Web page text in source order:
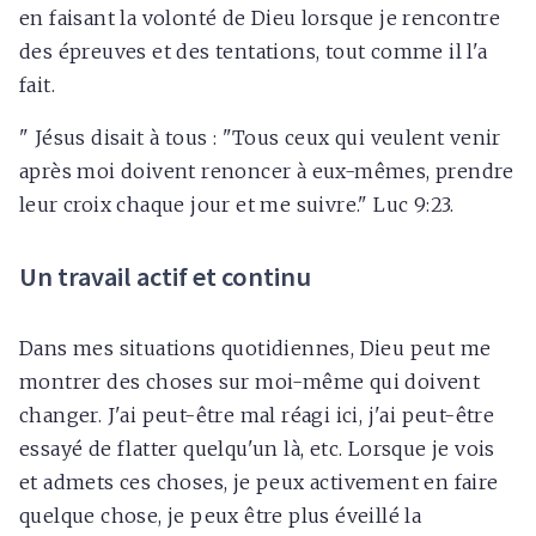
en faisant la volonté de Dieu lorsque je rencontre
des épreuves et des tentations, tout comme il l'a
fait.
" Jésus disait à tous : "Tous ceux qui veulent venir
après moi doivent renoncer à eux-mêmes, prendre
leur croix chaque jour et me suivre." Luc 9:23.
Un travail actif et continu
Dans mes situations quotidiennes, Dieu peut me
montrer des choses sur moi-même qui doivent
changer. J'ai peut-être mal réagi ici, j'ai peut-être
essayé de flatter quelqu'un là, etc. Lorsque je vois
et admets ces choses, je peux activement en faire
quelque chose, je peux être plus éveillé la